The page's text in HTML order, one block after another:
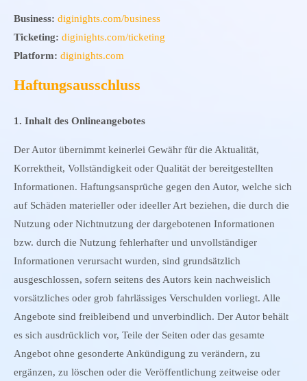
Business: diginights.com/business
Ticketing: diginights.com/ticketing
Platform: diginights.com
Haftungsausschluss
1. Inhalt des Onlineangebotes
Der Autor übernimmt keinerlei Gewähr für die Aktualität,
Korrektheit, Vollständigkeit oder Qualität der bereitgestellten
Informationen. Haftungsansprüche gegen den Autor, welche sich
auf Schäden materieller oder ideeller Art beziehen, die durch die
Nutzung oder Nichtnutzung der dargebotenen Informationen
bzw. durch die Nutzung fehlerhafter und unvollständiger
Informationen verursacht wurden, sind grundsätzlich
ausgeschlossen, sofern seitens des Autors kein nachweislich
vorsätzliches oder grob fahrlässiges Verschulden vorliegt. Alle
Angebote sind freibleibend und unverbindlich. Der Autor behält
es sich ausdrücklich vor, Teile der Seiten oder das gesamte
Angebot ohne gesonderte Ankündigung zu verändern, zu
ergänzen, zu löschen oder die Veröffentlichung zeitweise oder